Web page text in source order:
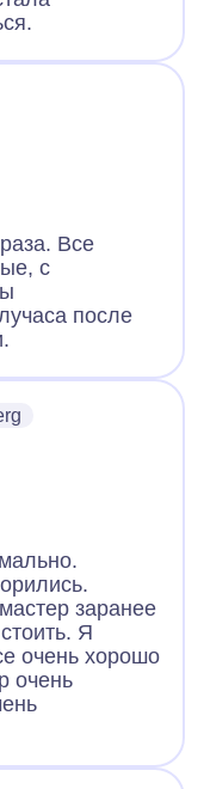
Все
с
после
заранее
Я
очень хорошо
очень